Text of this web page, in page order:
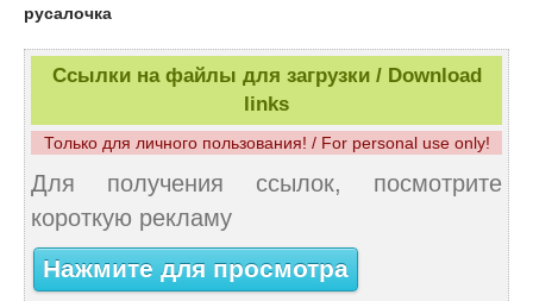
русалочка
Ссылки на файлы для загрузки / Download
links
Только для личного пользования! / For personal use only!
Для получения ссылок, посмотрите
короткую рекламу
Нажмите для просмотра